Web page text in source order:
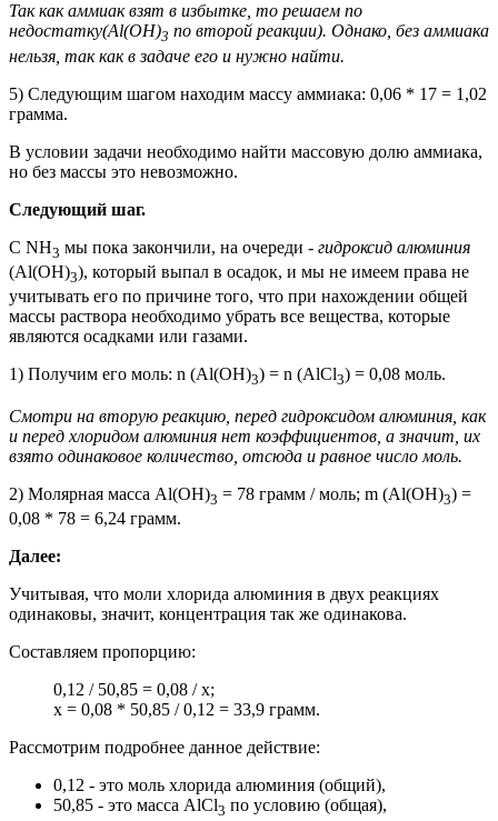
Так как аммиак взят в избытке, то решаем по
недостатку(Al(OH)3 по второй реакции). Однако, без аммиака
нельзя, так как в задаче его и нужно найти.
5) Следующим шагом находим массу аммиака: 0,06 * 17 = 1,02
грамма.
В условии задачи необходимо найти массовую долю аммиака,
но без массы это невозможно.
Следующий шаг.
С NH3 мы пока закончили, на очереди - гидроксид алюминия
(Al(OH)3), который выпал в осадок, и мы не имеем права не
учитывать его по причине того, что при нахождении общей
массы раствора необходимо убрать все вещества, которые
являются осадками или газами.
1) Получим его моль: n (Al(OH)3) = n (AlCl3) = 0,08 моль.
Смотри на вторую реакцию, перед гидроксидом алюминия, как
и перед хлоридом алюминия нет коэффициентов, а значит, их
взято одинаковое количество, отсюда и равное число моль.
2) Молярная масса Al(OH)3 = 78 грамм / моль; m (Al(OH)3) =
0,08 * 78 = 6,24 грамм.
Далее:
Учитывая, что моли хлорида алюминия в двух реакциях
одинаковы, значит, концентрация так же одинакова.
Составляем пропорцию:
0,12 / 50,85 = 0,08 / x;
x = 0,08 * 50,85 / 0,12 = 33,9 грамм.
Рассмотрим подробнее данное действие:
0,12 - это моль хлорида алюминия (общий),
50,85 - это масса AlCl3 по условию (общая),